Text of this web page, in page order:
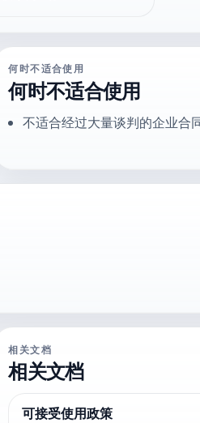
何时不适合使用
何时不适合使用
不适合经过大量谈判的企业合
相关文档
相关文档
可接受使用政策